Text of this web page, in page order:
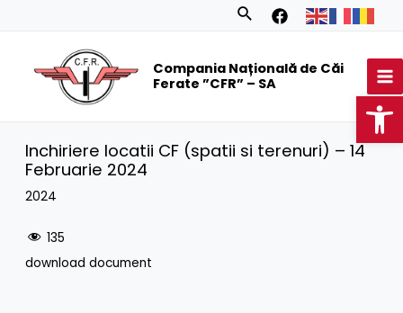
Search
Compania Națională de Căi
Ferate ”CFR” – SA
Inchiriere locatii CF (spatii si terenuri) – 14
Februarie 2024
2024
135
download document